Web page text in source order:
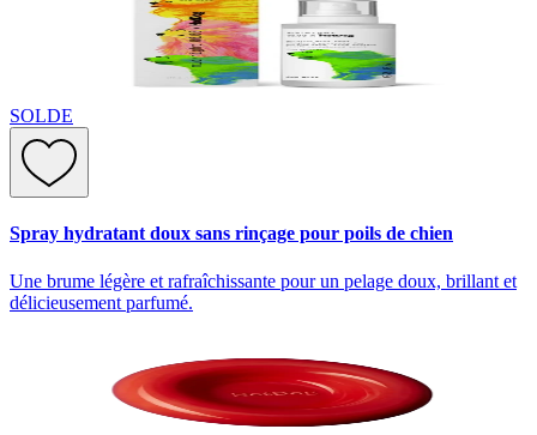
SOLDE
Spray hydratant doux sans rinçage pour poils de chien
Une brume légère et rafraîchissante pour un pelage doux, brillant et
délicieusement parfumé.